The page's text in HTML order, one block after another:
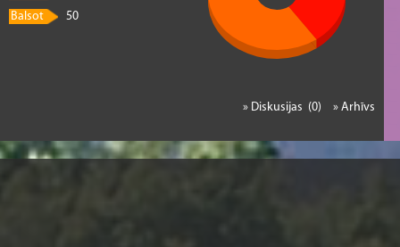
Balsot
50
» Arhīvs
» Diskusijas (0)